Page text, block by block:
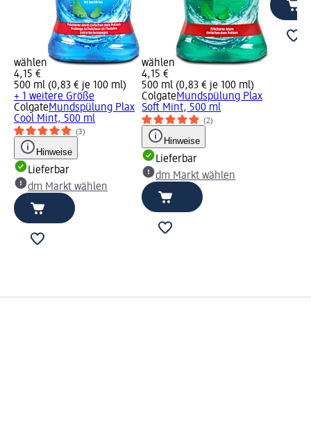
wählen
4,15 €
500 ml (0,83 € je 100 ml)
+ 1 weitere Größe
ColgateMundspülung Plax
Cool Mint, 500 ml
(3)
Hinweise
Lieferbar
dm Markt wählen
wählen
4,15 €
500 ml (0,83 € je 100 ml)
ColgateMundspülung Plax
Soft Mint, 500 ml
(2)
Hinweise
Lieferbar
dm Markt wählen